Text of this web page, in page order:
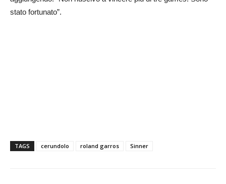
stato fortunato”.
TAGS cerundolo roland garros Sinner